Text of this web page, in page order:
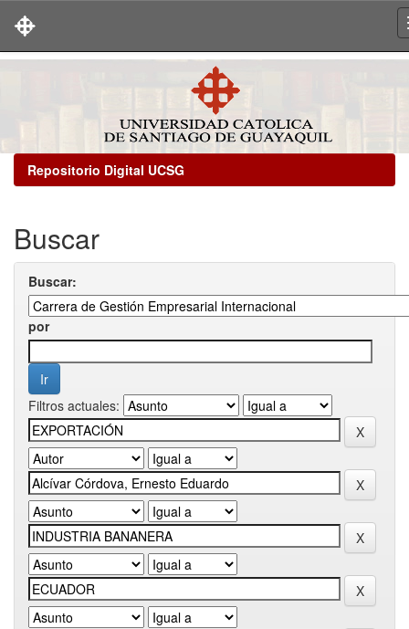
Repositorio Digital UCSG
Buscar
Buscar:
por
Filtros actuales: